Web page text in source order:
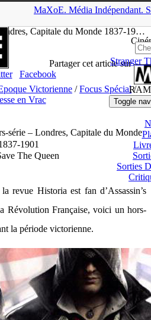
MaXoE. Média Indépendant.
Ciné
Stranger
Toggle
Sorties
Capitale du Monde 1837-19…
Partager cet article sur
Facebook
Victorienne /Focus Spécial/
en Vrac
série – Londres, Capitale du Monde
1901
The Queen
revue Historia est fan d’Assassin’s
Révolution Française, voici un hors-
la période victorienne.